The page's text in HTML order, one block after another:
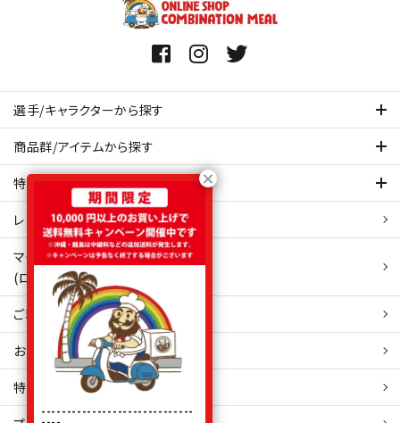
選手/キャラクターから探す
商品群/アイテムから探す
特集ページを見てみる
レビュー・口コミ 一覧ページ
マイアカウント
(ログイン/新規会員登録)
ご利用ガイド
お問い合わせ
特定商取引 法表示
------------------------------